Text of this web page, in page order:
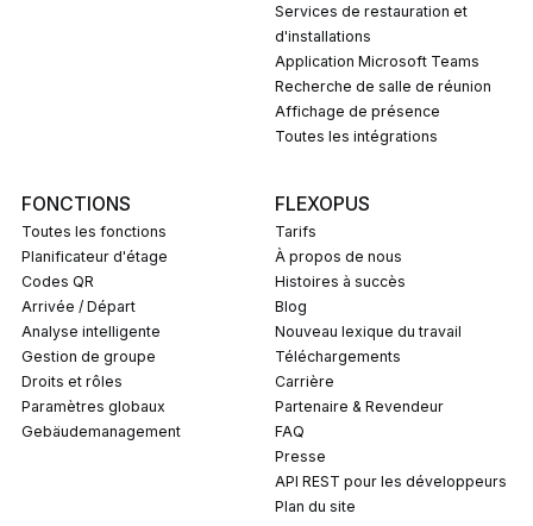
Services de restauration et
d'installations
Application Microsoft Teams
Recherche de salle de réunion
Affichage de présence
Toutes les intégrations
FONCTIONS
Toutes les fonctions
Planificateur d'étage
Codes QR
Arrivée / Départ
Analyse intelligente
Gestion de groupe
Droits et rôles
Paramètres globaux
Gebäudemanagement
FLEXOPUS
Tarifs
À propos de nous
Histoires à succès
Blog
Nouveau lexique du travail
Téléchargements
Carrière
Partenaire & Revendeur
FAQ
Presse
API REST pour les développeurs
Plan du site